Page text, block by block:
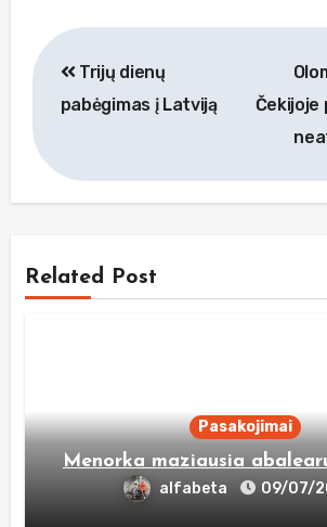
Navigacija
tarp
įrašų
Trijų dienų
pabėgimas į Latviją
Čekijoje
Related Post
Pasakojimai
Menorka maziausia
alfabeta 09/07/